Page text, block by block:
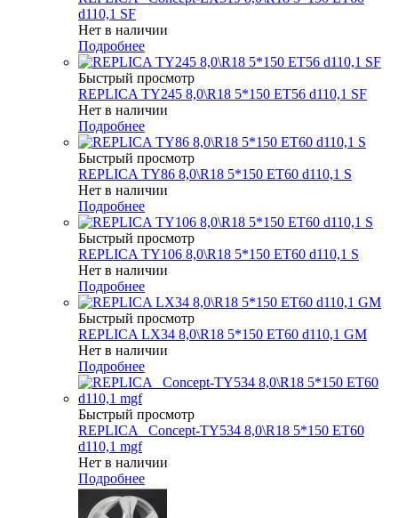
d110,1 SF
Нет в наличии
Подробнее
Быстрый просмотр
REPLICA TY245 8,0\R18 5*150 ET56 d110,1 SF
Нет в наличии
Подробнее
Быстрый просмотр
REPLICA TY86 8,0\R18 5*150 ET60 d110,1 S
Нет в наличии
Подробнее
Быстрый просмотр
REPLICA TY106 8,0\R18 5*150 ET60 d110,1 S
Нет в наличии
Подробнее
Быстрый просмотр
REPLICA LX34 8,0\R18 5*150 ET60 d110,1 GM
Нет в наличии
Подробнее
Быстрый просмотр
REPLICA _Concept-TY534 8,0\R18 5*150 ET60
d110,1 mgf
Нет в наличии
Подробнее